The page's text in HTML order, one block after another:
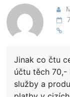
Jinak co čtu
účtu těch 70,-
služby a